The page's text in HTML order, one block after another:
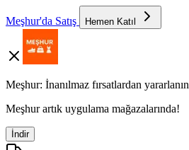
Meşhur'da Satış Hemen Katıl
Meşhur: İnanılmaz fırsatlardan yararlanın
Meşhur artık uygulama mağazalarında!
İndir